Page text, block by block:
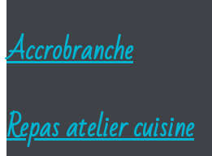
Accrobranche
Repas atelier cuisine